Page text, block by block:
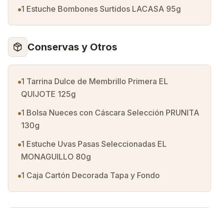
1 Estuche Bombones Surtidos LACASA 95g
Conservas y Otros
1 Tarrina Dulce de Membrillo Primera EL
QUIJOTE 125g
1 Bolsa Nueces con Cáscara Selección PRUNITA
130g
1 Estuche Uvas Pasas Seleccionadas EL
MONAGUILLO 80g
1 Caja Cartón Decorada Tapa y Fondo